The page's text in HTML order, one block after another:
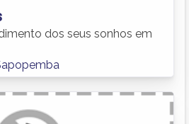
dos seus sonhos em